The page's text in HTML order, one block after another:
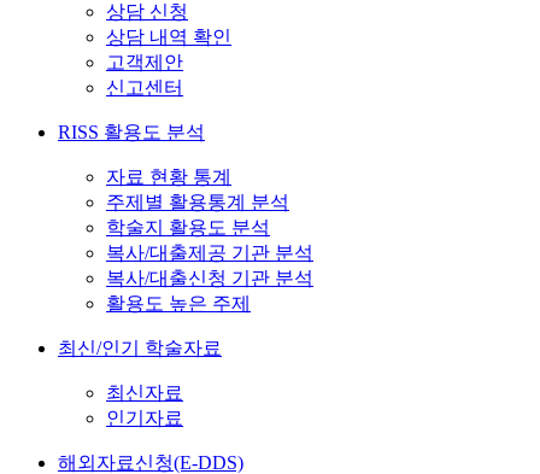
상담 신청
상담 내역 확인
고객제안
신고센터
RISS 활용도 분석
자료 현황 통계
주제별 활용통계 분석
학술지 활용도 분석
복사/대출제공 기관 분석
복사/대출신청 기관 분석
활용도 높은 주제
최신/인기 학술자료
최신자료
인기자료
해외자료신청(E-DDS)